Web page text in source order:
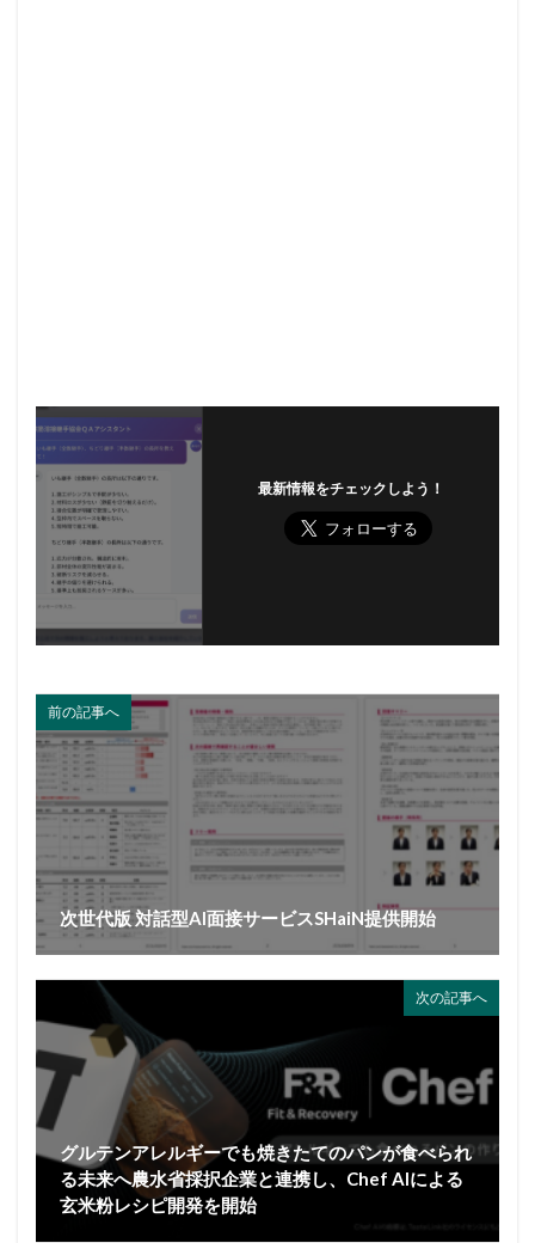
最新情報をチェックしよう！
前の記事へ
次世代版 対話型AI面接サービスSHaiN提供開始
次の記事へ
グルテンアレルギーでも焼きたてのパンが食べられ
る未来へ農水省採択企業と連携し、Chef AIによる
玄米粉レシピ開発を開始